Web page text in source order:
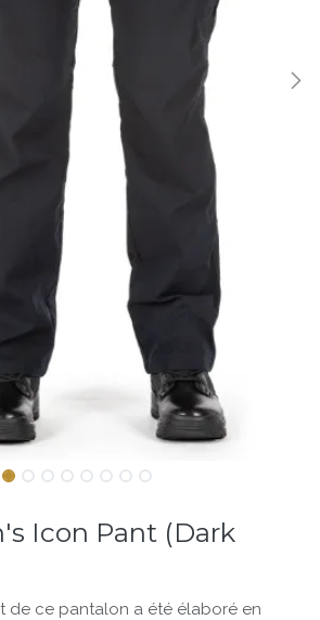
Icon Pant (Dark
de ce pantalon a été élaboré en